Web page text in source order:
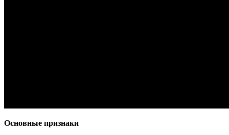
Основные признаки